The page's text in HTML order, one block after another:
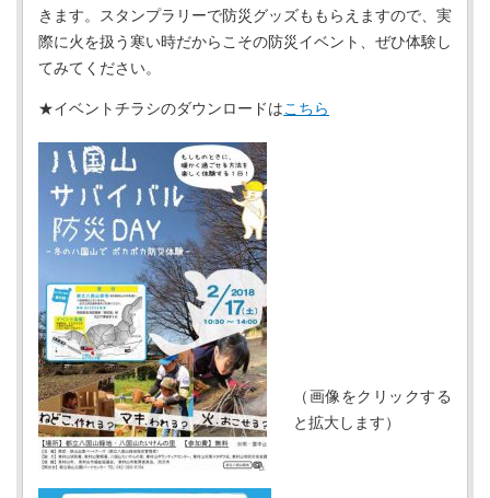
きます。スタンプラリーで防災グッズももらえますので、実
際に火を扱う寒い時だからこその防災イベント、ぜひ体験し
てみてください。
★イベントチラシのダウンロードはこちら
（画像をクリックする
と拡大します）